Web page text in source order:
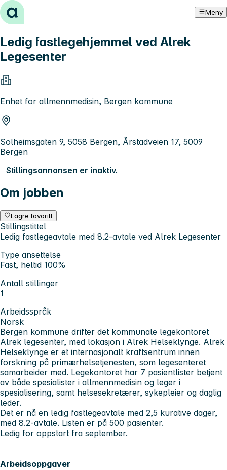
Hopp til innhold Meny
Ledig fastlegehjemmel ved Alrek
Legesenter
Enhet for allmennmedisin, Bergen kommune
Solheimsgaten 9, 5058 Bergen, Årstadveien 17, 5009
Bergen
Stillingsannonsen er inaktiv.
Om jobben
Lagre favoritt
Stillingstittel
Ledig fastlegeavtale med 8.2-avtale ved Alrek Legesenter
Type ansettelse
Fast, heltid 100%
Antall stillinger
1
Arbeidsspråk
Norsk
Bergen kommune drifter det kommunale legekontoret
Alrek legesenter, med lokasjon i Alrek Helseklynge. Alrek
Helseklynge er et internasjonalt kraftsentrum innen
forskning på primærhelsetjenesten, som legesenteret
samarbeider med. Legekontoret har 7 pasientlister betjent
av både spesialister i allmennmedisin og leger i
spesialisering, samt helsesekretærer, sykepleier og daglig
leder.
Det er nå en ledig fastlegeavtale med 2,5 kurative dager,
med 8.2-avtale. Listen er på 500 pasienter.
Ledig for oppstart fra september.
Arbeidsoppgaver